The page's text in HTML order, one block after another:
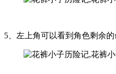
5、左上角可以看到角色剩余的